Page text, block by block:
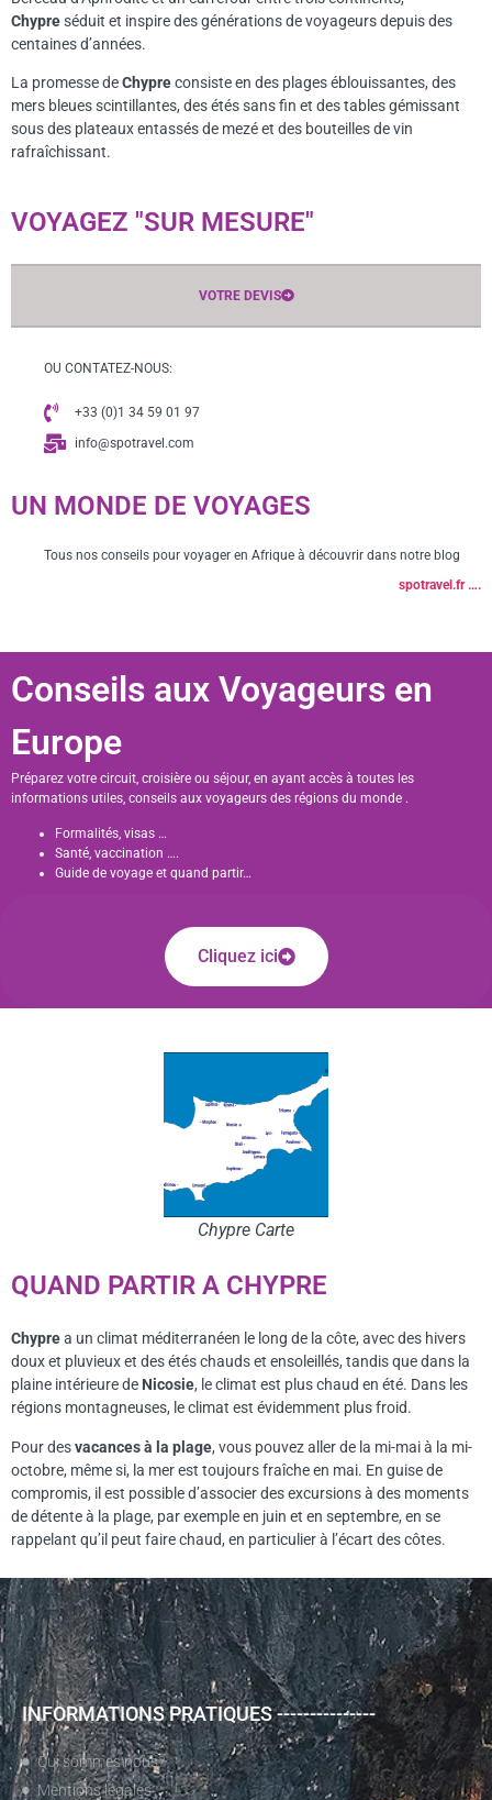
Chypreséduit et inspire des générations de voyageurs depuis des
centaines d’années.
La promesse deChypreconsiste en des plages éblouissantes, des
mers bleues scintillantes, des étés sans fin et des tables gémissant
sous des plateaux entassés de mezé et des bouteilles de vin
rafraîchissant.
VOYAGEZ "SUR MESURE"
VOTRE DEVIS
OU CONTATEZ-NOUS:
+33 (0)1 34 59 01 97
info@spotravel.com
UN MONDE DE VOYAGES
Tous nos conseils pour voyager en Afrique à découvrir dans notre blog
spotravel.fr ….
Conseils aux Voyageurs en
Europe
Préparez votre circuit, croisière ou séjour, en ayant accès à toutes les
informations utiles, conseils aux voyageurs des régions du monde .
Formalités, visas …
Santé, vaccination ….
Guide de voyage et quand partir…
Cliquez ici
Chypre Carte
QUAND PARTIR A CHYPRE
Chyprea un climat méditerranéen le long de la côte, avec des hivers
doux et pluvieux et des étés chauds et ensoleillés, tandis que dans la
plaine intérieure de Nicosie, le climat est plus chaud en été. Dans les
régions montagneuses, le climat est évidemment plus froid.
Pour desvacances à la plage, vous pouvez aller de la mi-mai à la mi-
octobre, même si, la mer est toujours fraîche en mai. En guise de
compromis, il est possible d’associer des excursions à des moments
de détente à la plage, par exemple en juin et en septembre, en se
rappelant qu’il peut faire chaud, en particulier à l’écart des côtes.
INFORMATIONS PRATIQUES ---------------
Qui sommes nous?
Mentions légales